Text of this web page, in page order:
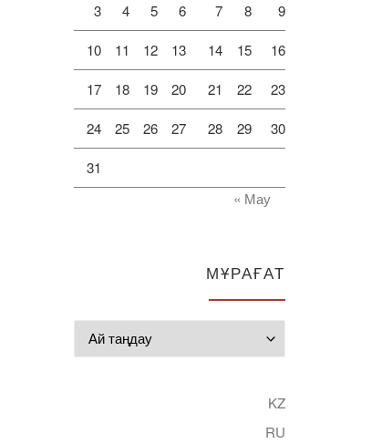
3 4 5 6 7 8 9
10 11 12 13 14 15 16
17 18 19 20 21 22 23
24 25 26 27 28 29 30
31
« Мау
МҰРАҒАТ
KZ
RU